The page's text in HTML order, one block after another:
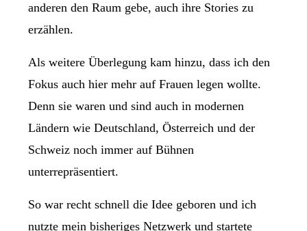
anderen den Raum gebe, auch ihre Stories zu
erzählen.
Als weitere Überlegung kam hinzu, dass ich den
Fokus auch hier mehr auf Frauen legen wollte.
Denn sie waren und sind auch in modernen
Ländern wie Deutschland, Österreich und der
Schweiz noch immer auf Bühnen
unterrepräsentiert.
So war recht schnell die Idee geboren und ich
nutzte mein bisheriges Netzwerk und startete